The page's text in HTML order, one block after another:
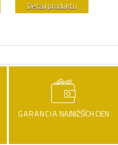
Detail produktu
GARANCIA NAJNIŽŠÍCH CIEN